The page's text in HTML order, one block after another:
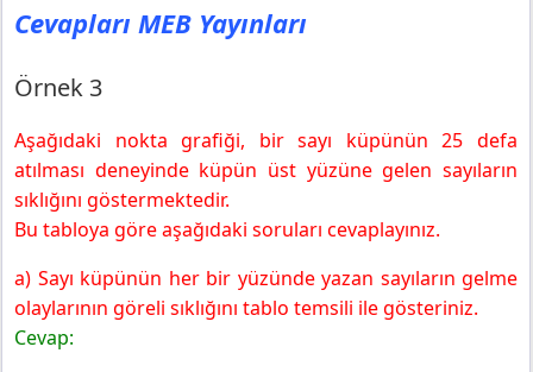
Cevapları MEB Yayınları
Örnek 3
Aşağıdaki nokta grafiği, bir sayı küpünün 25 defa
atılması deneyinde küpün üst yüzüne gelen sayıların
sıklığını göstermektedir.
Bu tabloya göre aşağıdaki soruları cevaplayınız.
a) Sayı küpünün her bir yüzünde yazan sayıların gelme
olaylarının göreli sıklığını tablo temsili ile gösteriniz.
Cevap: